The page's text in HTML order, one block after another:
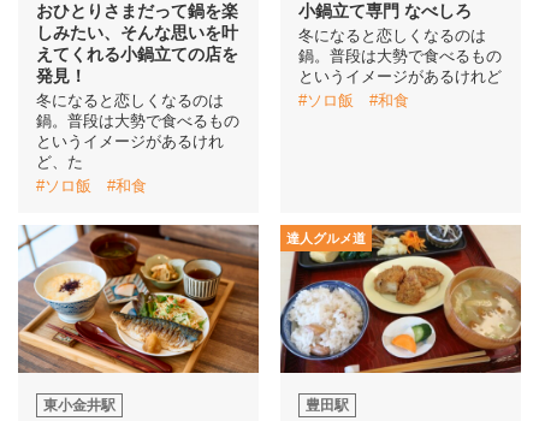
連載
中央線フェス
イベント情報
駅から探す
おひとりさまだって鍋を楽
しみたい、そんな思いを叶
えてくれる小鍋立ての店を
発見！
冬になると恋しくなるのは
鍋。普段は大勢で食べるもの
というイメージがあるけれ
ど、た
#ソロ飯
#和食
小鍋立て専門 なべしろ
冬になると恋しくなるのは
鍋。普段は大勢で食べるもの
というイメージがあるけれど
#ソロ飯
#和食
東小金井駅
達人グルメ道
豊田駅